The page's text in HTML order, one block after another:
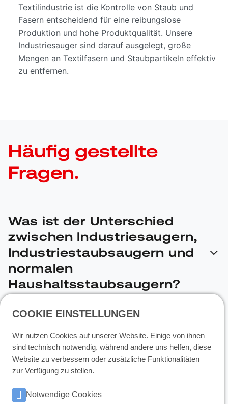
Textilindustrie ist die Kontrolle von Staub und
Fasern entscheidend für eine reibungslose
Produktion und hohe Produktqualität. Unsere
Industriesauger sind darauf ausgelegt, große
Mengen an Textilfasern und Staubpartikeln effektiv
zu entfernen.
Häufig gestellte
Fragen.
Was ist der Unterschied
zwischen Industriesaugern,
Industriestaubsaugern und
normalen
Haushaltsstaubsaugern?
Industriesauger, häufig auch Industriestaubsauger
Haushaltsstaubsaugern durch ihre robuste Bauweise
und ihre Fähigkeit, große Mengen an Schmutz, Staub
und sogar gefährliche Materialien wie Asbest oder
Metallspäne aufzusaugen. Sie sind für den Einsatz in
industriellen Umgebungen konzipiert und verfügen oft
Gasex bei Industriesaugern?
Staubex und Gasex sind spezielle Eigenschaften von
Fähigkeit des Saugers, Staub und feine Partikel
Industriesaugern wichtig?
COOKIE EINSTELLUNGEN
Wir nutzen Cookies auf unserer Website. Einige von ihnen
sind technisch notwendig, während andere uns helfen, diese
Website zu verbessern oder zusätzliche Funktionalitäten
zur Verfügung zu stellen.
Notwendige Cookies